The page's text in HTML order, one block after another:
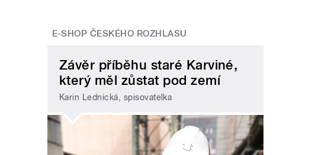
E-SHOP ČESKÉHO ROZHLASU
Závěr příběhu staré Karviné,
který měl zůstat pod zemí
Karin Lednická, spisovatelka